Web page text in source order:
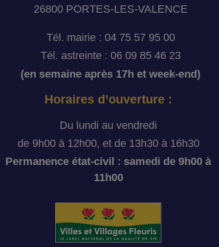
26800 PORTES-LES-VALENCE
Tél. mairie : 04 75 57 95 00
Tél. astreinte : 06 09 85 46 23
(en semaine après 17h et week-end)
Horaires d’ouverture :
Du lundi au vendredi
de 9h00 à 12h00, et de 13h30 à 16h30
Permanence état-civil : samedi de 9h00 à
11h00